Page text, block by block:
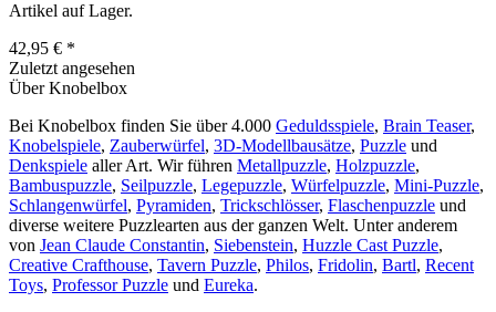
Artikel auf Lager.
42,95 € *
Zuletzt angesehen
Über Knobelbox
Bei Knobelbox finden Sie über 4.000 Geduldsspiele, Brain Teaser,
Knobelspiele, Zauberwürfel, 3D-Modellbausätze, Puzzle und
Denkspiele aller Art. Wir führen Metallpuzzle, Holzpuzzle,
Bambuspuzzle, Seilpuzzle, Legepuzzle, Würfelpuzzle, Mini-Puzzle,
Schlangenwürfel, Pyramiden, Trickschlösser, Flaschenpuzzle und
diverse weitere Puzzlearten aus der ganzen Welt. Unter anderem
von Jean Claude Constantin, Siebenstein, Huzzle Cast Puzzle,
Creative Crafthouse, Tavern Puzzle, Philos, Fridolin, Bartl, Recent
Toys, Professor Puzzle und Eureka.